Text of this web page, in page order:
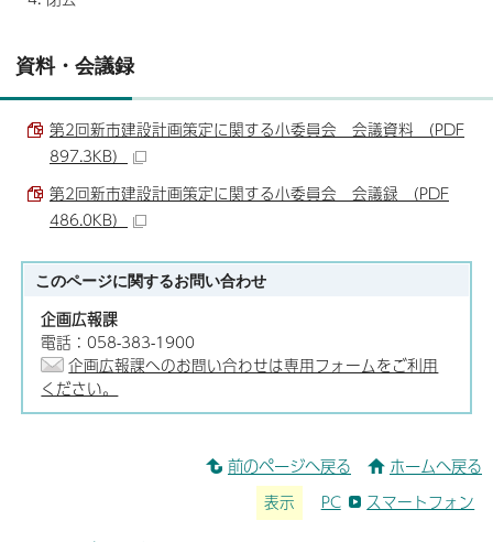
資料・会議録
第2回新市建設計画策定に関する小委員会 会議資料 （PDF
897.3KB）
第2回新市建設計画策定に関する小委員会 会議録 （PDF
486.0KB）
このページに関するお問い合わせ
企画広報課
電話：058-383-1900
企画広報課へのお問い合わせは専用フォームをご利用
ください。
前のページへ戻る ホームへ戻る
表示 PC スマートフォン